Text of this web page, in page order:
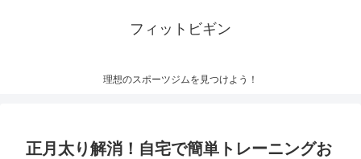
フィットビギン
理想のスポーツジムを見つけよう！
正月太り解消！自宅で簡単トレーニングお